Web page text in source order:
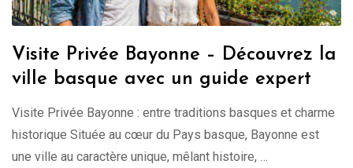
Visite Privée Bayonne – Découvrez la
ville basque avec un guide expert
Visite Privée Bayonne : entre traditions basques et charme
historique Située au cœur du Pays basque, Bayonne est
une ville au caractère unique, mêlant histoire, …